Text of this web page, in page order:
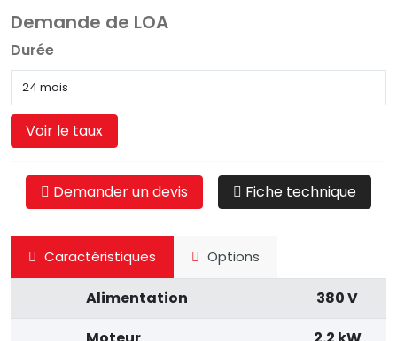
Demande de LOA
Durée
Voir le taux
Demander un devis Fiche technique
Caractéristiques Options
Alimentation
380 V